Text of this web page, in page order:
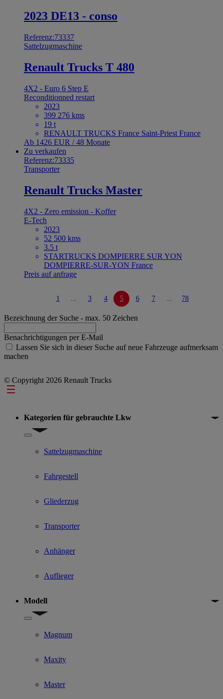
2023 DE13 - conso
Referenz:73337
Sattelzugmaschine
Renault Trucks T 480
4X2 - Euro 6 Step E
Reconditionned restart
2023
399 276 kms
19 t
RENAULT TRUCKS France Saint-Priest France
Ab 1426 EUR / 48 Monate
Zu verkaufen
Referenz:73335
Transporter
Renault Trucks Master
4X2 - Zero emission - Koffer
E-Tech
2023
52 500 kms
3.5 t
STARTRUCKS DOMPIERRE SUR YON
DOMPIERRE-SUR-YON France
Preis auf anfrage
1 3 4 5 6 7 78
Bezeichnung der Suche - max. 50 Zeichen
Benachrichtigungen per E-Mail
Lassen Sie sich in dieser Suche auf neue Fahrzeuge aufmerksam
machen
© Copyright 2026 Renault Trucks
Footer
Kategorien für gebrauchte Lkw
Show submenu for Kategorien für gebrauchte Lkw
Sattelzugmaschine
Fahrgestell
Gliederzug
Transporter
Anhänger
Auflieger
Modell
Show submenu for Modell
Magnum
Maxity
Master